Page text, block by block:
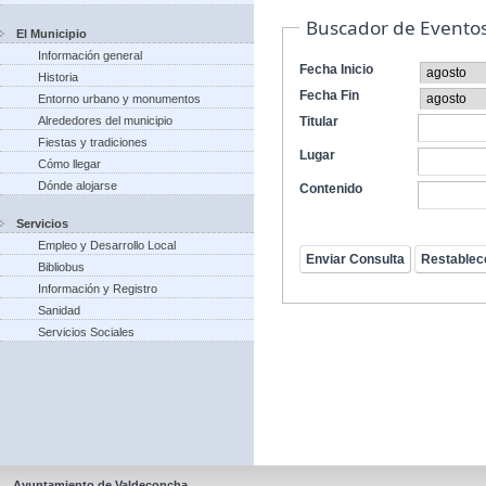
El Municipio
Información general
Historia
Entorno urbano y monumentos
Alrededores del municipio
Fiestas y tradiciones
Cómo llegar
Dónde alojarse
Servicios
Empleo y Desarrollo Local
Bibliobus
Información y Registro
Sanidad
Servicios Sociales
Buscador de
Fecha Inicio
Fecha Fin
Titular
Lugar
Contenido